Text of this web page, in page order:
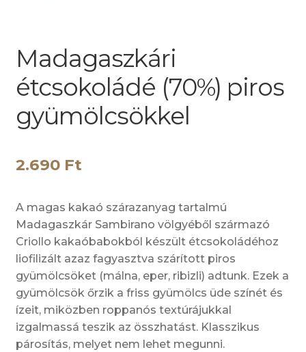
Madagaszkári
étcsokoládé (70%) piros
gyümölcsökkel
2.690 Ft
A magas kakaó szárazanyag tartalmú
Madagaszkár Sambirano völgyéből származó
Criollo kakaóbabokból készült étcsokoládéhoz
liofilizált azaz fagyasztva szárított piros
gyümölcsöket (málna, eper, ribizli) adtunk. Ezek a
gyümölcsök őrzik a friss gyümölcs üde színét és
ízeit, miközben roppanós textúrájukkal
izgalmassá teszik az összhatást. Klasszikus
párosítás, melyet nem lehet megunni.